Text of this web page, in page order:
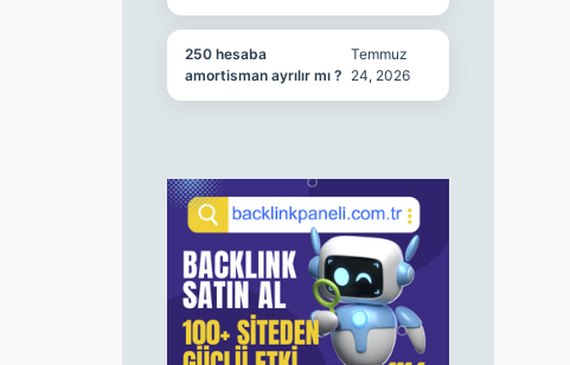
250 hesaba
amortisman ayrılır mı ?
Temmuz
24, 2026